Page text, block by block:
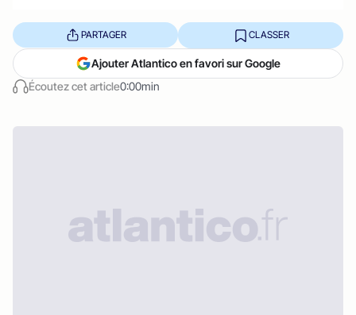
Écoutez cet article0:00min
PARTAGER CLASSER
Ajouter Atlantico en favori sur Google